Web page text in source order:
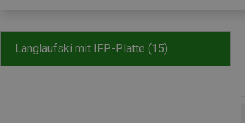
Langlaufski mit IFP-Platte (15)